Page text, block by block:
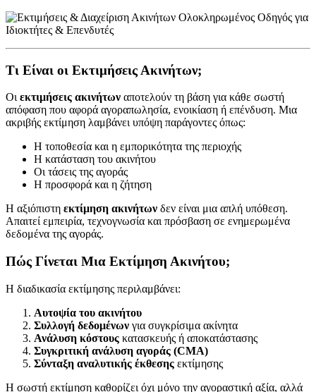
Τι Είναι οι Εκτιμήσεις Ακινήτων;
Οι εκτιμήσεις ακινήτων αποτελούν τη βάση για κάθε σωστή
απόφαση που αφορά αγοραπωλησία, ενοικίαση ή επένδυση. Μια
ακριβής εκτίμηση λαμβάνει υπόψη παράγοντες όπως:
Η τοποθεσία και η εμπορικότητα της περιοχής
Η κατάσταση του ακινήτου
Οι τάσεις της αγοράς
Η προσφορά και η ζήτηση
Η αξιόπιστη εκτίμηση ακινήτων δεν είναι μια απλή υπόθεση.
Απαιτεί εμπειρία, τεχνογνωσία και πρόσβαση σε ενημερωμένα
δεδομένα της αγοράς.
Πώς Γίνεται Μια Εκτίμηση Ακινήτου;
Η διαδικασία εκτίμησης περιλαμβάνει:
Αυτοψία του ακινήτου
Συλλογή δεδομένων για συγκρίσιμα ακίνητα
Ανάλυση κόστους κατασκευής ή αποκατάστασης
Συγκριτική ανάλυση αγοράς (CMA)
Σύνταξη αναλυτικής έκθεσης εκτίμησης
Η σωστή εκτίμηση καθορίζει όχι μόνο την αγοραστική αξία, αλλά